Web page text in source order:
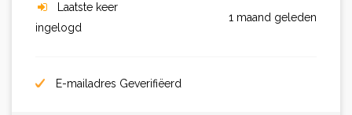
Laatste keer
ingelogd
1 maand geleden
E-mailadres Geverifiëerd